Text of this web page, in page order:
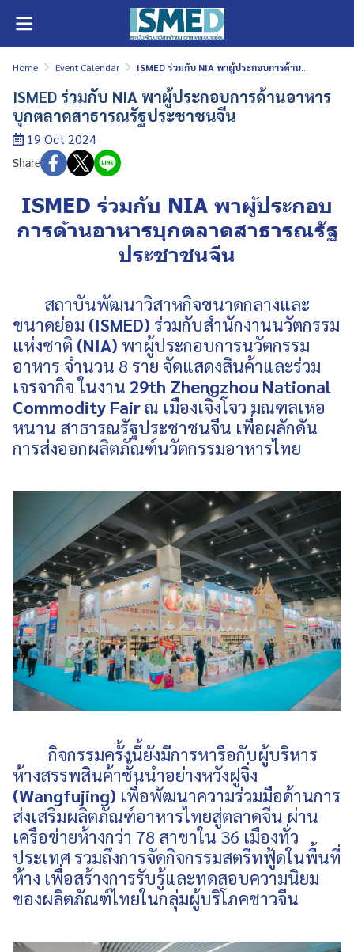
Home Event Calendar ISMED ร่วมกับ NIA พาผู้ประกอบการด้านอาหารบุกตลาดสาธารณรัฐประชาชนจีน
ISMED ร่วมกับ NIA พาผู้ประกอบการด้านอาหาร
บุกตลาดสาธารณรัฐประชาชนจีน
19 Oct 2024
Share
ISMED ร่วมกับ NIA พาผู้ประกอบ
การด้านอาหารบุกตลาดสาธารณรัฐ
ประชาชนจีน
สถาบันพัฒนาวิสาหกิจขนาดกลางและ
ขนาดย่อม (ISMED) ร่วมกับสำนักงานนวัตกรรม
แห่งชาติ (NIA) พาผู้ประกอบการนวัตกรรม
อาหาร จำนวน 8 ราย จัดแสดงสินค้าและร่วม
เจรจากิจ ในงาน 29th Zhengzhou National
Commodity Fairณ เมืองเจิ้งโจว มณฑลเหอ
หนาน สาธารณรัฐประชาชนจีน เพื่อผลักดัน
การส่งออกผลิตภัณฑ์นวัตกรรมอาหารไทย
กิจกรรมครั้งนี้ยังมีการหารือกับผู้บริหาร
ห้างสรรพสินค้าชั้นนำอย่างหวังฝูจิ่ง
(Wangfujing) เพื่อพัฒนาความร่วมมือด้านการ
ส่งเสริมผลิตภัณฑ์อาหารไทยสู่ตลาดจีน ผ่าน
เครือข่ายห้างกว่า 78 สาขาใน 36 เมืองทั่ว
ประเทศ รวมถึงการจัดกิจกรรมสตรีทฟู้ดในพื้นที่
ห้าง เพื่อสร้างการรับรู้และทดสอบความนิยม
ของผลิตภัณฑ์ไทยในกลุ่มผู้บริโภคชาวจีน